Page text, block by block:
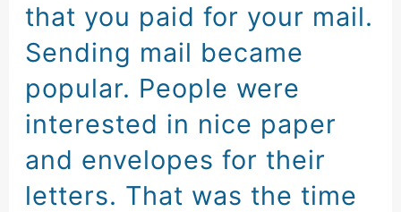
that you paid for your mail.
Sending mail became
popular. People were
interested in nice paper
and envelopes for their
letters. That was the time